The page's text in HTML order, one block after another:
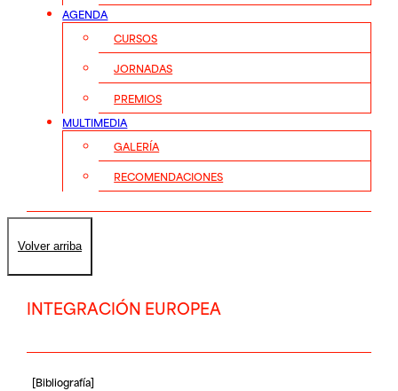
AGENDA
CURSOS
JORNADAS
PREMIOS
MULTIMEDIA
GALERÍA
RECOMENDACIONES
Volver arriba
INTEGRACIÓN EUROPEA
[Bibliografía]